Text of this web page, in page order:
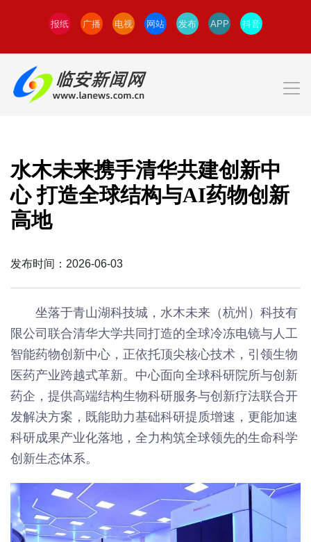
报纸 广播 电视 网站 发布 APP 抖音
水木未来携手清华共建创新中
心 打造全球结构与AI药物创新
高地
发布时间：2026-06-03
坐落于青山湖科技城，水木未来（杭州）科技有
限公司联合清华大学共同打造的全球冷冻电镜与人工
智能药物创新中心，正依托顶尖核心技术，引领生物
医药产业跨越式革新。中心面向全球科研院所与创新
药企，提供高端结构生物科研服务与创新疗法联合开
发解决方案，既能助力基础科研提质增速，更能加速
科研成果产业化落地，全力构筑全球领先的生命科学
创新生态体系。